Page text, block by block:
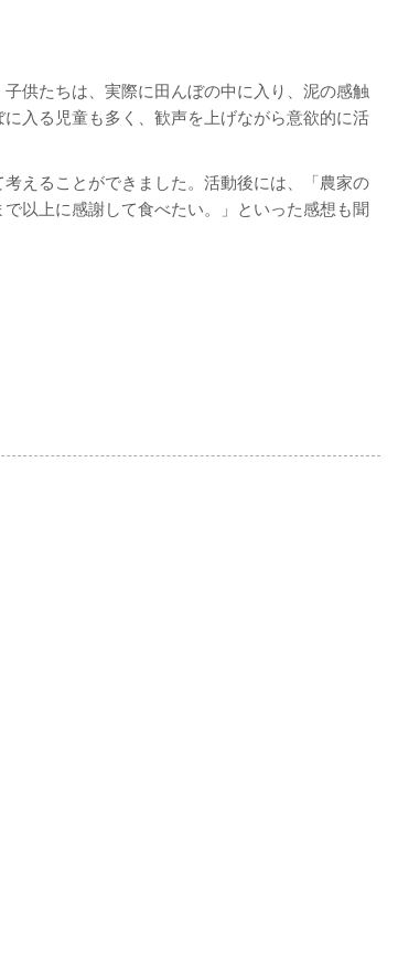
供たちは、実際に田んぼの中に入り、泥の感触
入る児童も多く、歓声を上げながら意欲的に活
えることができました。活動後には、「農家の
以上に感謝して食べたい。」といった感想も聞